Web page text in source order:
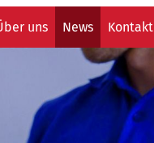
uns News Kontakt